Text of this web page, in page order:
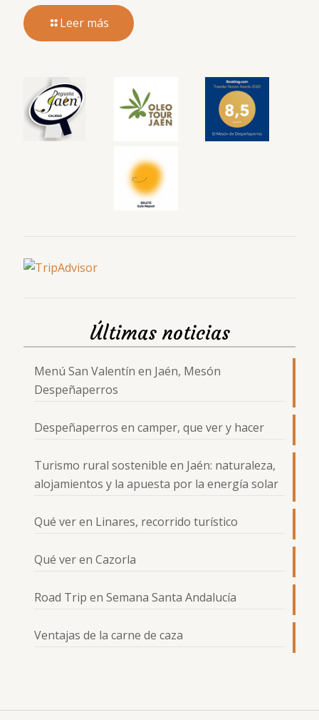
Leer más
Últimas noticias
Menú San Valentín en Jaén, Mesón
Despeñaperros
Despeñaperros en camper, que ver y hacer
Turismo rural sostenible en Jaén: naturaleza,
alojamientos y la apuesta por la energía solar
Qué ver en Linares, recorrido turístico
Qué ver en Cazorla
Road Trip en Semana Santa Andalucía
Ventajas de la carne de caza